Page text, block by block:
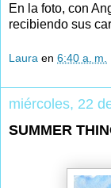
En la foto, con
recibiendo sus
Laura en 6:40 a. m.
miércoles, 22
SUMMER